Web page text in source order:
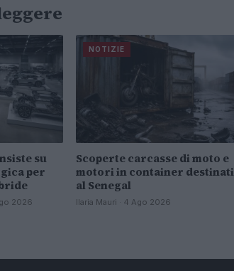
su
per
2026
NOTIZIE
Scoperte carcasse di moto e
motori in container destinati
al Senegal
Ilaria Mauri · 4 Ago 2026